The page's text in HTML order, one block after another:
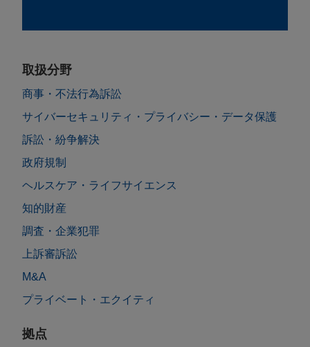
取扱分野
商事・不法行為訴訟
サイバーセキュリティ・プライバシー・データ保護
訴訟・紛争解決
政府規制
ヘルスケア・ライフサイエンス
知的財産
調査・企業犯罪
上訴審訴訟
M&A
プライベート・エクイティ
拠点